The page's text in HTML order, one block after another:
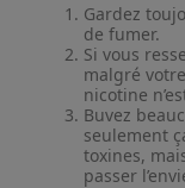
Gardez
de fumer.
Si vous
malgré
nicotine
Buvez
seulement
toxines,
passer